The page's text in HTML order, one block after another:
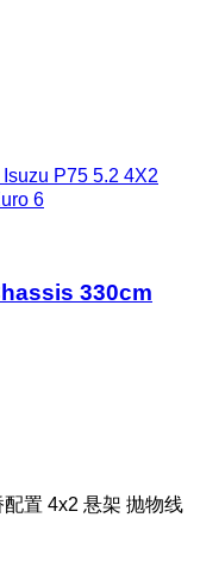
P75 5.2 4X2
6
330cm
配置 4x2 悬架 抛物线